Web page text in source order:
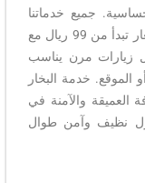
جميع خدماتنا
متوفرة في الرياض وخصوصًا حي شبرا، بأسعار تبدأ من 99 ريال مع
زيارات مرن يناسب
الموقع. خدمة البخار
العميقة والآمنة في
نظيف وآمن طوال